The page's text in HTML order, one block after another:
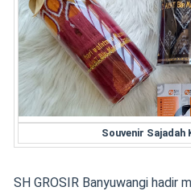
Souvenir Sajadah
SH GROSIR Banyuwangi hadir